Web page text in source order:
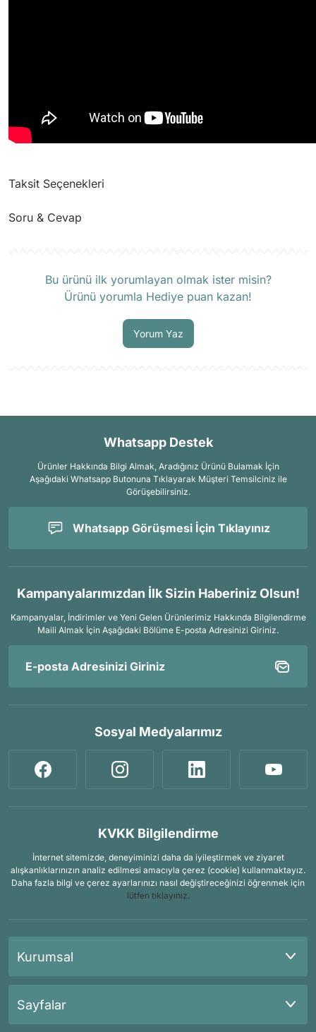
Taksit Seçenekleri
Soru & Cevap
Bu ürünü ilk yorumlayan olmak ister misin?
Ürünü yorumla Hediye puan kazan!
Yorum Yaz
Whatsapp Destek
Ürünler Hakkında Bilgi Almak, Aradığınız Ürünü Bulamak İçin
Aşağıdaki Whatsapp Butonuna Tıklayarak Müşteri Temsilciniz ile
Görüşebilirsiniz.
Whatsapp Görüşmesi İçin Tıklayınız
Kampanyalarımızdan İlk Sizin Haberiniz Olsun!
Kampanyalar, İndirimler ve Yeni Gelen Ürünlerimiz Hakkında Bilgilendirme
Maili Almak İçin Aşağıdaki Bölüme E-posta Adresinizi Giriniz.
Sosyal Medyalarımız
KVKK Bilgilendirme
İnternet sitemizde, deneyiminizi daha da iyileştirmek ve ziyaret
alışkanlıklarınızın analiz edilmesi amacıyla çerez (cookie) kullanmaktayız.
Daha fazla bilgi ve çerez ayarlarınızı nasıl değiştireceğinizi öğrenmek için
lütfen tıklayınız.
Kurumsal
Sayfalar